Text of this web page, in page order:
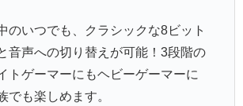
のいつでも、クラシックな8ビット
音声への切り替えが可能！3段階の
トゲーマーにもヘビーゲーマーに
でも楽しめます。